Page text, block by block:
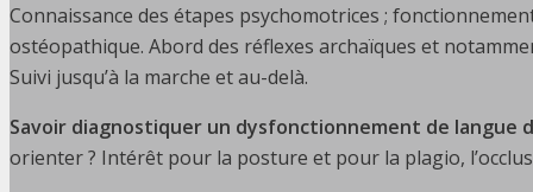
Connaissance des étapes psychomotrices ;
ostéopathique. Abord des réflexes archaïques et
Suivi jusqu’à la marche et au-delà.
Savoir diagnostiquer un dysfonctionnement de
orienter ? Intérêt pour la posture et pour la plagio,